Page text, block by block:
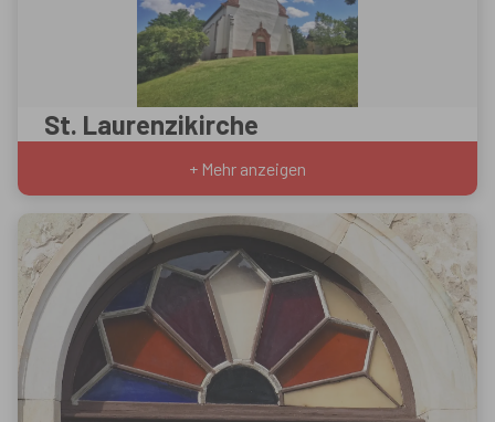
St. Laurenzikirche
+ Mehr anzeigen